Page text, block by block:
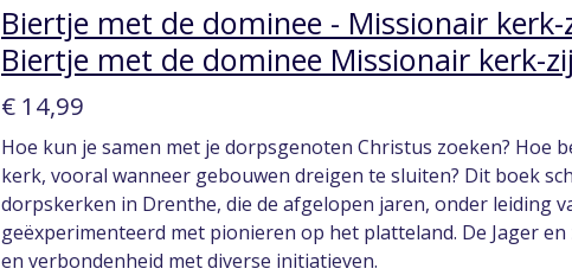
Biertje met de dominee - Missionair
Biertje met de dominee Missionair kerk-
€ 14,99
Hoe kun je samen met je dorpsgenoten Christus zoeken? Hoe
kerk, vooral wanneer gebouwen dreigen te sluiten? Dit boek
dorpskerken in Drenthe, die de afgelopen jaren, onder leiding
geëxperimenteerd met pionieren op het platteland. De Jager
en verbondenheid met diverse initiatieven.